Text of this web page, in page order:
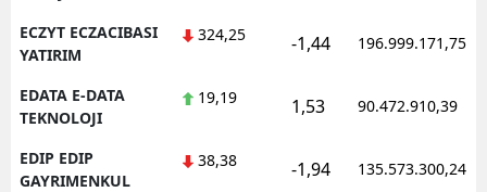
ECZYT ECZACIBASI
YATIRIM
324,25 -1,44 196.999.171,75
EDATA E-DATA
TEKNOLOJI
19,19 1,53 90.472.910,39
EDIP EDIP
GAYRIMENKUL
38,38 -1,94 135.573.300,24